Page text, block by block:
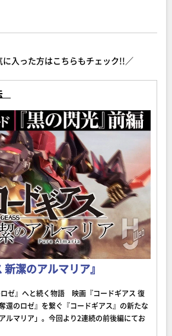
に入った方はこちらもチェック!!／
新潔のアルマリア』
ロゼ』へと続く物語 映画『コードギアス 復
還のロゼ』を繋ぐ『コードギアス』の新たな
ルマリア」。今回より2連続の前後編にてお